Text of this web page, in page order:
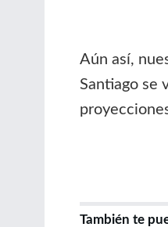
Aún así,
Santiago se
También te